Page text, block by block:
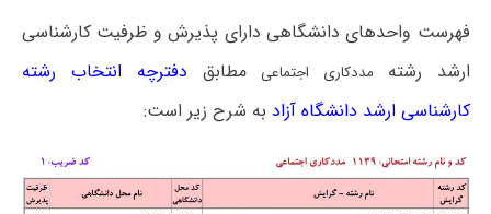
فهرست واحدهای دانشگاهی دارای پذیرش و ظرفیت کارشناسی
ارشد رشته مددکاری اجتماعیمطابق دفترچه انتخاب رشته
کارشناسی ارشد دانشگاه آزاد به شرح زیر است: